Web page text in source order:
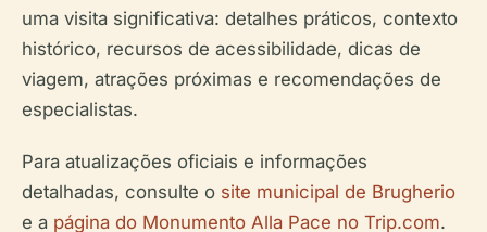
uma visita significativa: detalhes práticos, contexto
histórico, recursos de acessibilidade, dicas de
viagem, atrações próximas e recomendações de
especialistas.
Para atualizações oficiais e informações
detalhadas, consulte o site municipal de Brugherio
e a página do Monumento Alla Pace no Trip.com.